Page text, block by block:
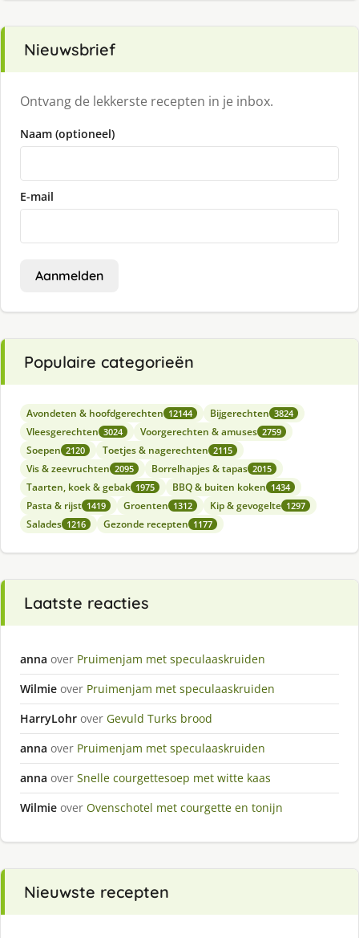
Nieuwsbrief
Ontvang de lekkerste recepten in je inbox.
Naam (optioneel)
E-mail
Aanmelden
Populaire categorieën
Avondeten & hoofdgerechten 12144 Bijgerechten 3824
Vleesgerechten 3024 Voorgerechten & amuses 2759
Soepen 2120 Toetjes & nagerechten 2115
Vis & zeevruchten 2095 Borrelhapjes & tapas 2015
Taarten, koek & gebak 1975 BBQ & buiten koken 1434
Pasta & rijst 1419 Groenten 1312 Kip & gevogelte 1297
Salades 1216 Gezonde recepten 1177
Laatste reacties
anna over Pruimenjam met speculaaskruiden
Wilmie over Pruimenjam met speculaaskruiden
HarryLohr over Gevuld Turks brood
anna over Pruimenjam met speculaaskruiden
anna over Snelle courgettesoep met witte kaas
Wilmie over Ovenschotel met courgette en tonijn
Nieuwste recepten